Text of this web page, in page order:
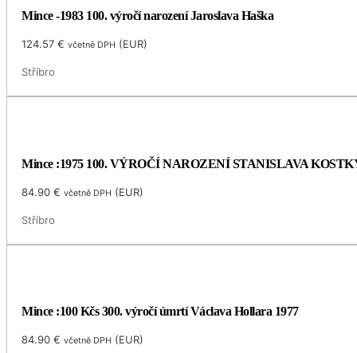
Mince -1983 100. výročí narození Jaroslava Haška
124.57€ včetně DPH (EUR)
Stříbro
Mince :1975 100. VÝROČÍ NAROZENÍ STANISLAVA
84.90€ včetně DPH (EUR)
Stříbro
Mince :100 Kčs 300. výročí úmrtí Václava Hollara 1977
84.90€ včetně DPH (EUR)